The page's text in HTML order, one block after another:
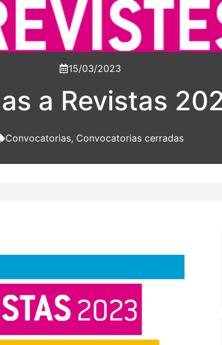
15/03/2023
a Revistas
Convocatorias, Convocatorias cerradas